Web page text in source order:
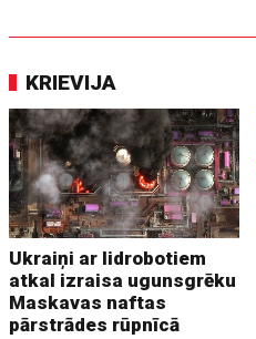
KRIEVIJA
Ukraiņi ar lidrobotiem
atkal izraisa ugunsgrēku
Maskavas naftas
pārstrādes rūpnīcā